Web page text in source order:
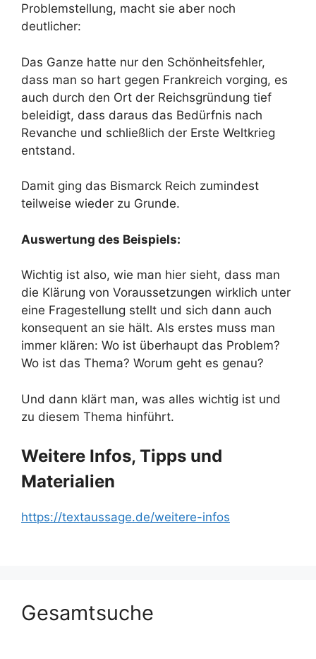
Problemstellung, macht sie aber noch
deutlicher:
Das Ganze hatte nur den Schönheitsfehler,
dass man so hart gegen Frankreich vorging, es
auch durch den Ort der Reichsgründung tief
beleidigt, dass daraus das Bedürfnis nach
Revanche und schließlich der Erste Weltkrieg
entstand.
Damit ging das Bismarck Reich zumindest
teilweise wieder zu Grunde.
Auswertung des Beispiels:
Wichtig ist also, wie man hier sieht, dass man
die Klärung von Voraussetzungen wirklich unter
eine Fragestellung stellt und sich dann auch
konsequent an sie hält. Als erstes muss man
immer klären: Wo ist überhaupt das Problem?
Wo ist das Thema? Worum geht es genau?
Und dann klärt man, was alles wichtig ist und
zu diesem Thema hinführt.
Weitere Infos, Tipps und
Materialien
https://textaussage.de/weitere-infos
Gesamtsuche